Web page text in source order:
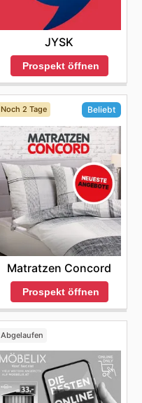
JYSK
Prospekt öffnen
Noch 2 Tage Beliebt
Matratzen Concord
Prospekt öffnen
Abgelaufen